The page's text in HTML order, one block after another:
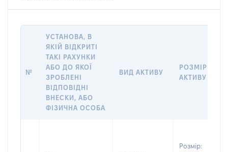
№
УСТАНОВА, В
ЯКІЙ ВІДКРИТІ
ТАКІ РАХУНКИ
АБО ДО ЯКОЇ
ЗРОБЛЕНІ
ВІДПОВІДНІ
ВНЕСКИ, АБО
ФІЗИЧНА ОСОБА
ВИД АКТИВУ
РОЗМІР
АКТИВУ
Розмір: